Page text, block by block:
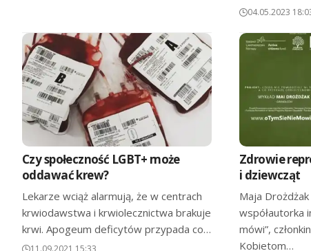
04.05.2023
Czy społeczność LGBT+ może
oddawać krew?
Lekarze wciąż alarmują, że w centrach
krwiodawstwa i krwiolecznictwa brakuje
krwi. Apogeum deficytów przypada co…
11.09.2021 15:33
Zdrowie
i dziewcząt
Maja
współautorka
mówi”,
Kobietom…